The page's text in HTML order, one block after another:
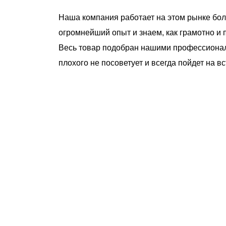
Наша компания работает на этом рынке
огромнейший опыт и знаем, как грамотно и
Весь товар подобран нашими
плохого не посоветует и всегда пойдет